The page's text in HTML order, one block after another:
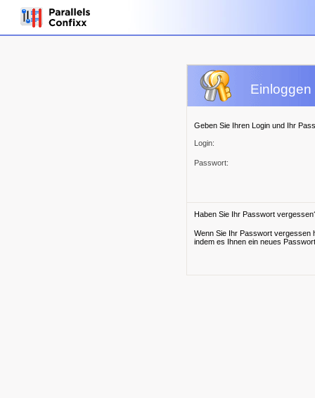
Geben Sie Ihren Login und Ihr
Login:
Passwort:
Haben Sie Ihr Passwort
Wenn Sie Ihr Passwort vergessen
indem es Ihnen ein neues